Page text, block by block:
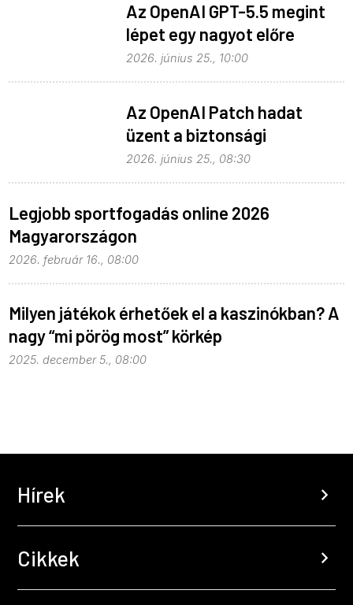
Az OpenAI GPT-5.5 megint
lépet egy nagyot előre
2026. június 25., 10:00
Az OpenAI Patch hadat
üzent a biztonsági
problémáknak
2026. június 25., 08:30
Legjobb sportfogadás online 2026
Magyarországon
2026. február 16., 08:00
Milyen játékok érhetőek el a kaszinókban? A
nagy “mi pörög most” körkép
2025. december 5., 08:00
Hírek chevron_right
Cikkek chevron_right